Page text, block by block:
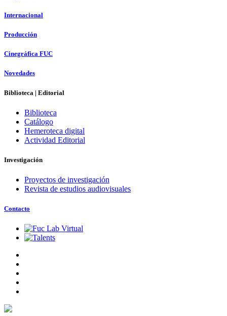
Internacional
Producción
Cinegráfica FUC
Novedades
Biblioteca | Editorial
Biblioteca
Catálogo
Hemeroteca digital
Actividad Editorial
Investigación
Proyectos de investigación
Revista de estudios audiovisuales
Contacto